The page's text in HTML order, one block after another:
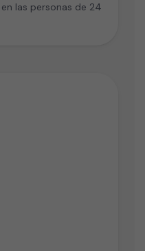
las personas de 24